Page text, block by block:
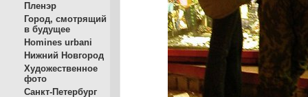
Пленэр
Город, смотрящий
в будущее
Homines urbani
Нижний Новгород
Художественное
фото
Санкт-Петербург